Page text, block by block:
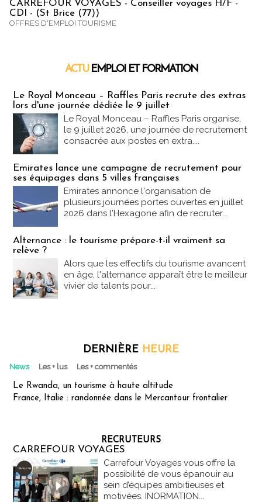
CARREFOUR VOYAGES - Conseiller voyages H/F -
CDI - (St Brice (77))
OFFRES D'EMPLOI TOURISME
ACTU EMPLOI ET FORMATION
Le Royal Monceau – Raffles Paris recrute des extras
lors d'une journée dédiée le 9 juillet
Le Royal Monceau – Raffles Paris organise,
le 9 juillet 2026, une journée de recrutement
consacrée aux postes en extra....
Emirates lance une campagne de recrutement pour
ses équipages dans 5 villes françaises
Emirates annonce l'organisation de
plusieurs journées portes ouvertes en juillet
2026 dans l'Hexagone afin de recruter...
Alternance : le tourisme prépare-t-il vraiment sa
relève ?
Alors que les effectifs du tourisme avancent
en âge, l'alternance apparaît être le meilleur
vivier de talents pour...
DERNIÈRE HEURE
News Les + lus Les + commentés
Le Rwanda, un tourisme à haute altitude
France, Italie : randonnée dans le Mercantour frontalier
RECRUTEURS
CARREFOUR VOYAGES
Carrefour Voyages vous offre la
possibilité de vous épanouir au
sein d’équipes ambitieuses et
motivées. INORMATION...